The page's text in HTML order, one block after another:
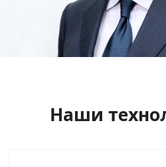
Смотреть проект
Наши